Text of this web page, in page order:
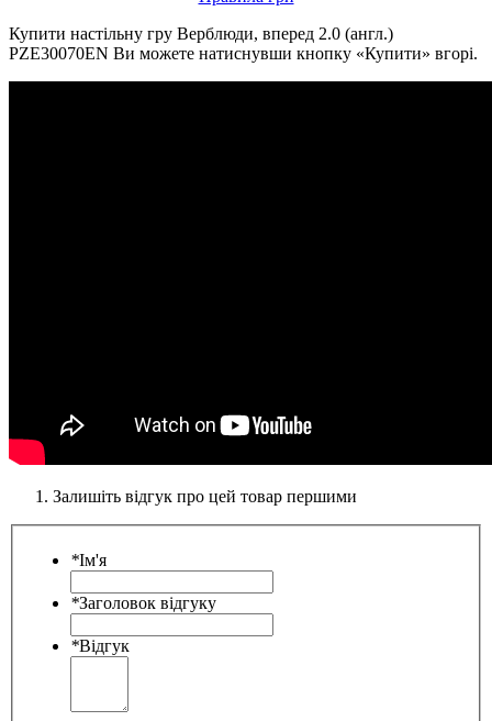
Купити настільну гру Верблюди, вперед 2.0 (англ.)
PZE30070EN Ви можете натиснувши кнопку «Купити» вгорі.
Залишіть відгук про цей товар першими
*Ім'я
*Заголовок відгуку
*Відгук